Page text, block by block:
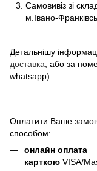
Самовивіз зі
м.Івано-
Детальнішу
доставка , або за
whatsapp)
Оплатити Ваше
способом:
онлайн оплата
карткою VISA/